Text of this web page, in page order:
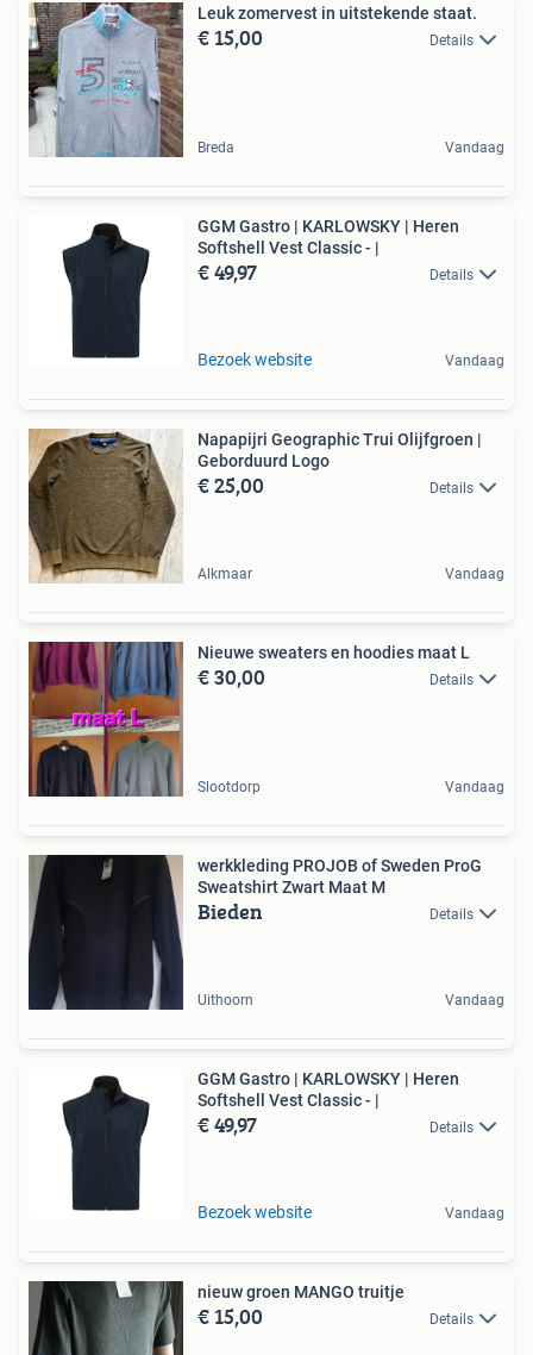
Leuk zomervest in uitstekende staat.
€ 15,00 Details
Breda Vandaag
GGM Gastro | KARLOWSKY | Heren
Softshell Vest Classic - |
€ 49,97 Details
Bezoek website Vandaag
Napapijri Geographic Trui Olijfgroen |
Geborduurd Logo
€ 25,00 Details
Alkmaar Vandaag
Nieuwe sweaters en hoodies maat L
€ 30,00 Details
Slootdorp Vandaag
werkkleding PROJOB of Sweden ProG
Sweatshirt Zwart Maat M
Bieden Details
Uithoorn Vandaag
GGM Gastro | KARLOWSKY | Heren
Softshell Vest Classic - |
€ 49,97 Details
Bezoek website Vandaag
nieuw groen MANGO truitje
€ 15,00 Details